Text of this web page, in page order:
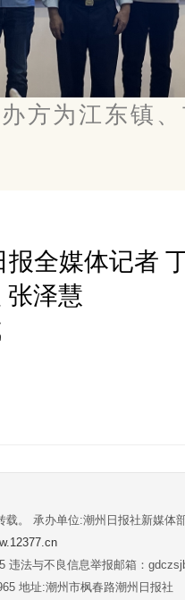
方为江东镇
报全媒体记者
张泽慧
载。 承办单位:潮州日报社新媒体
违法与不良信息举报邮箱：
地址:潮州市枫春路潮州日报社